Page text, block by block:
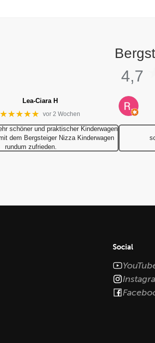
4,7
Lea-Ciara H
★★★★★ vor 2 Wochen
schöner und praktischer Kinderwagen
dem Bergsteiger Nizza Kinderwagen
rundum zufrieden.
Social